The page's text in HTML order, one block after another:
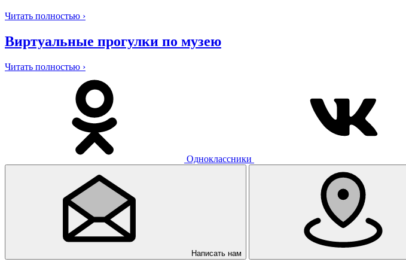
Читать полностью ›
Виртуальные прогулки по музею
Читать полностью ›
Одноклассники
Написать нам